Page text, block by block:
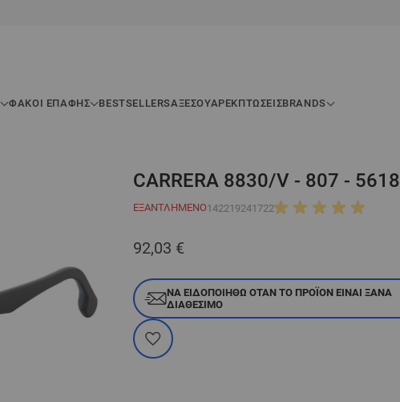
ΦΑΚΟΙ ΕΠΑΦΗΣ BESTSELLERSΑΞΕΣΟΥΆΡΕΚΠΤΏΣΕΙΣBRANDS
CARRERA 8830/V - 807 - 5618
ΕΞΑΝΤΛΗΜΈΝΟ142219241722
92,03 €
ΝΑ ΕΙΔΟΠΟΙΗΘΏ ΌΤΑΝ ΤΟ ΠΡΟΪΌΝ ΕΊΝΑΙ ΞΑΝΆ
ΔΙΑΘΈΣΙΜΟ